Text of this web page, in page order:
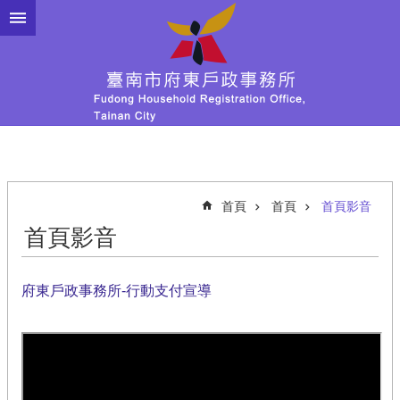
跳到主要內容區塊
首頁 首頁 首頁影音
首頁影音
府東戶政事務所-行動支付宣導